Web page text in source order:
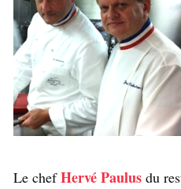
Le chefHervé Paulus du